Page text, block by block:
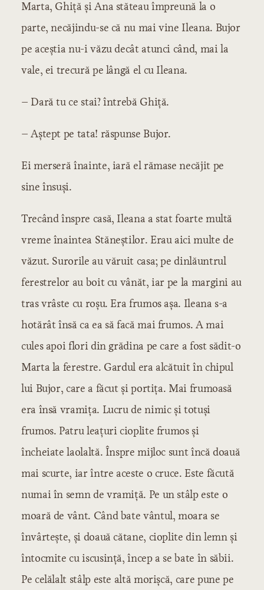
Marta, Ghiță și Ana stăteau împreună la o
parte, necăjindu-se că nu mai vine Ileana. Bujor
pe aceștia nu-i văzu decât atunci când, mai la
vale, ei trecură pe lângă el cu Ileana.
– Dară tu ce stai? întrebă Ghiță.
– Aștept pe tata! răspunse Bujor.
Ei merseră înainte, iară el rămase necăjit pe
sine însuși.
Trecând înspre casă, Ileana a stat foarte multă
vreme înaintea Stăneștilor. Erau aici multe de
văzut. Surorile au văruit casa; pe dinlăuntrul
ferestrelor au boit cu vânăt, iar pe la margini au
tras vrâste cu roșu. Era frumos așa. Ileana s-a
hotărât însă ca ea să facă mai frumos. A mai
cules apoi flori din grădina pe care a fost sădit-o
Marta la ferestre. Gardul era alcătuit în chipul
lui Bujor, care a făcut și portița. Mai frumoasă
era însă vramița. Lucru de nimic și totuși
frumos. Patru leațuri cioplite frumos și
încheiate laolaltă. Înspre mijloc sunt încă doauă
mai scurte, iar între aceste o cruce. Este făcută
numai în semn de vramiță. Pe un stâlp este o
moară de vânt. Când bate vântul, moara se
învârtește, și doauă cătane, cioplite din lemn și
întocmite cu iscusință, încep a se bate în săbii.
Pe celălalt stâlp este altă morișcă, care pune pe